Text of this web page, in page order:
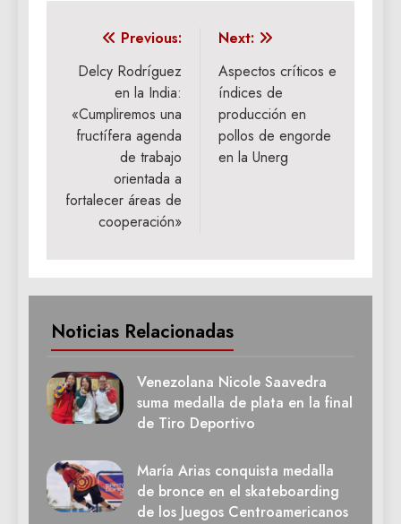
Navegación
de
entradas
Previous:
Delcy Rodríguez
en la India:
«Cumpliremos una
fructífera agenda
de trabajo
orientada a
fortalecer áreas de
cooperación»
Next:
Aspectos críticos e
índices de
producción en
pollos de engorde
en la Unerg
Noticias Relacionadas
Venezolana Nicole Saavedra
suma medalla de plata en la final
de Tiro Deportivo
María Arias conquista medalla
de bronce en el skateboarding
de los Juegos Centroamericanos